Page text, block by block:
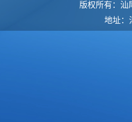
版权所有：汕
地址：